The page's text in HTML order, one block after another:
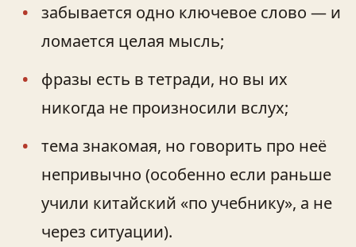
забывается одно ключевое слово — и
ломается целая мысль;
фразы есть в тетради, но вы их
никогда не произносили вслух;
тема знакомая, но говорить про неё
непривычно (особенно если раньше
учили китайский «по учебнику», а не
через ситуации).